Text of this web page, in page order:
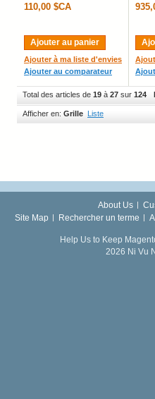
110,00 $CA
Ajouter au panier
Ajouter à ma liste d'envies
Ajouter au comparateur
Total des articles de 19 à 27 sur 124
Afficher en: Grille Liste
About Us
Site Map
Rechercher un terme
Help Us to Keep
2026 Ni Vu